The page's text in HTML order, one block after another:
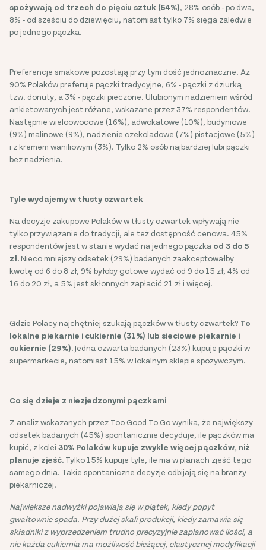
spożywają od trzech do pięciu sztuk (54%), 28% osób - po dwa,
8% - od sześciu do dziewięciu, natomiast tylko 7% sięga zaledwie
po jednego pączka.
Preferencje smakowe pozostają przy tym dość jednoznaczne. Aż
90% Polaków preferuje pączki tradycyjne, 6% - pączki z dziurką
tzw. donuty, a 3% - pączki pieczone. Ulubionym nadzieniem wśród
ankietowanych jest różane, wskazane przez 37% respondentów.
Następnie wieloowocowe (16%), adwokatowe (10%), budyniowe
(9%) malinowe (9%), nadzienie czekoladowe (7%) pistacjowe (5%)
i z kremem waniliowym (3%). Tylko 2% osób najbardziej lubi pączki
bez nadzienia.
Tyle wydajemy w tłusty czwartek
Na decyzje zakupowe Polaków w tłusty czwartek wpływają nie
tylko przywiązanie do tradycji, ale też dostępność cenowa. 45%
respondentów jest w stanie wydać na jednego pączka od 3 do 5
zł.Nieco mniejszy odsetek (29%) badanych zaakceptowałby
kwotę od 6 do 8 zł, 9% byłoby gotowe wydać od 9 do 15 zł, 4% od
16 do 20 zł, a 5% jest skłonnych zapłacić 21 zł i więcej.
Gdzie Polacy najchętniej szukają pączków w tłusty czwartek? To
lokalne piekarnie i cukiernie (31%) lub sieciowe piekarnie i
cukiernie (29%).Jedna czwarta badanych (23%) kupuje pączki w
supermarkecie, natomiast 15% w lokalnym sklepie spożywczym.
Co się dzieje z niezjedzonymi pączkami
Z analiz wskazanych przez Too Good To Go wynika, że największy
odsetek badanych (45%) spontanicznie decyduje, ile pączków ma
kupić, z kolei 30% Polaków kupuje zwykle więcej pączków, niż
planuje zjeść. Tylko 15% kupuje tyle, ile ma w planach zjeść tego
samego dnia. Takie spontaniczne decyzje odbijają się na branży
piekarniczej.
Największe nadwyżki pojawiają się w piątek, kiedy popyt
gwałtownie spada. Przy dużej skali produkcji, kiedy zamawia się
składniki z wyprzedzeniem trudno precyzyjnie zaplanować ilości, a
nie każda cukiernia ma możliwość bieżącej, elastycznej modyfikacji